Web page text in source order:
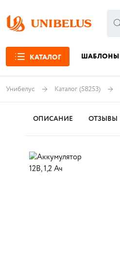
КАТАЛОГ ШАБЛОНЫ
Унибелус Каталог (58253)
ОПИСАНИЕ ОТЗЫВЫ